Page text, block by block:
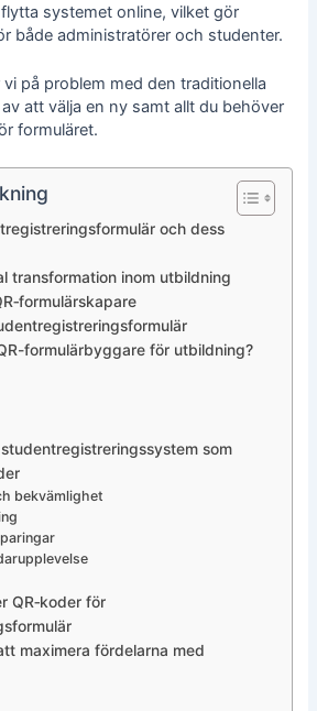
systemet online, vilket gör
både administratörer och studenter.
på problem med den traditionella
att välja en ny samt allt du behöver
formuläret.
och dess
transformation inom utbildning
formulärbyggare för utbildning?
som
bekvämlighet
QR‑koder för
maximera fördelarna med